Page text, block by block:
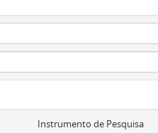
Instrumento de Pesquisa